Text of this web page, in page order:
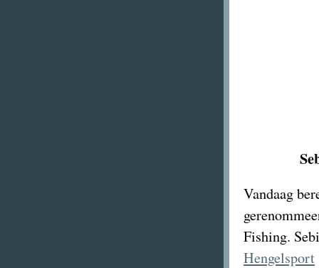
Vandaag
Fishing.
Hengelsport